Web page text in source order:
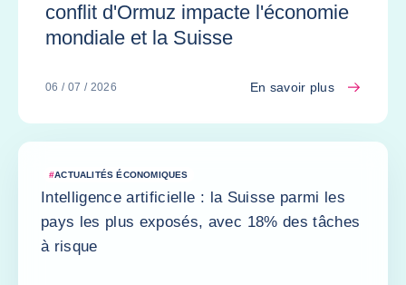
conflit d'Ormuz impacte l'économie
mondiale et la Suisse
06 / 07 / 2026 En savoir plus
#ACTUALITÉS ÉCONOMIQUES
Intelligence artificielle : la Suisse parmi les
pays les plus exposés, avec 18% des tâches
à risque